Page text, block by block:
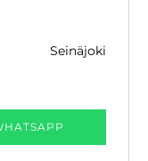
seinäjoki